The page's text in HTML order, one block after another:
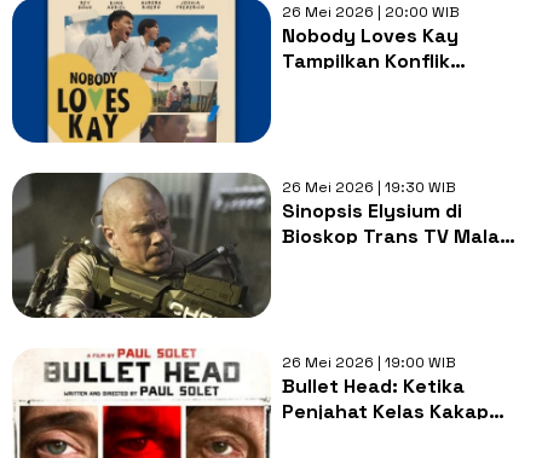
26 Mei 2026 | 20:00 WIB
Nobody Loves Kay
Tampilkan Konflik
26 Mei 2026 | 19:30 WIB
Sinopsis Elysium di
Bioskop Trans TV Malam
26 Mei 2026 | 19:00 WIB
Bullet Head: Ketika
Penjahat Kelas Kakap